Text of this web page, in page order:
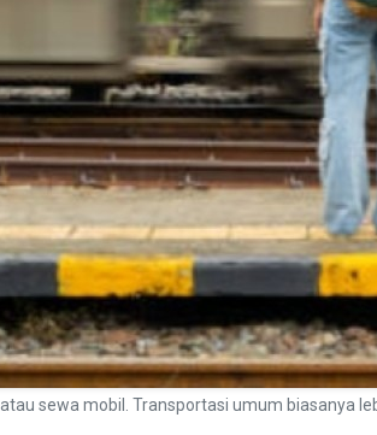
sewa mobil. Transportasi umum biasanya